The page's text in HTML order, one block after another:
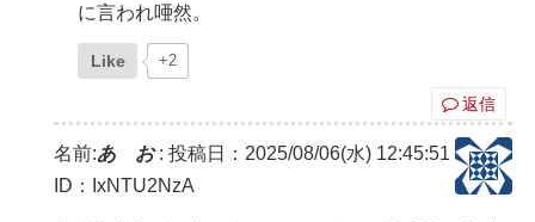
に言われ唖然。
Like +2
返信
名前:あ お: 投稿日：2025/08/06(水) 12:45:51
ID：IxNTU2NzA